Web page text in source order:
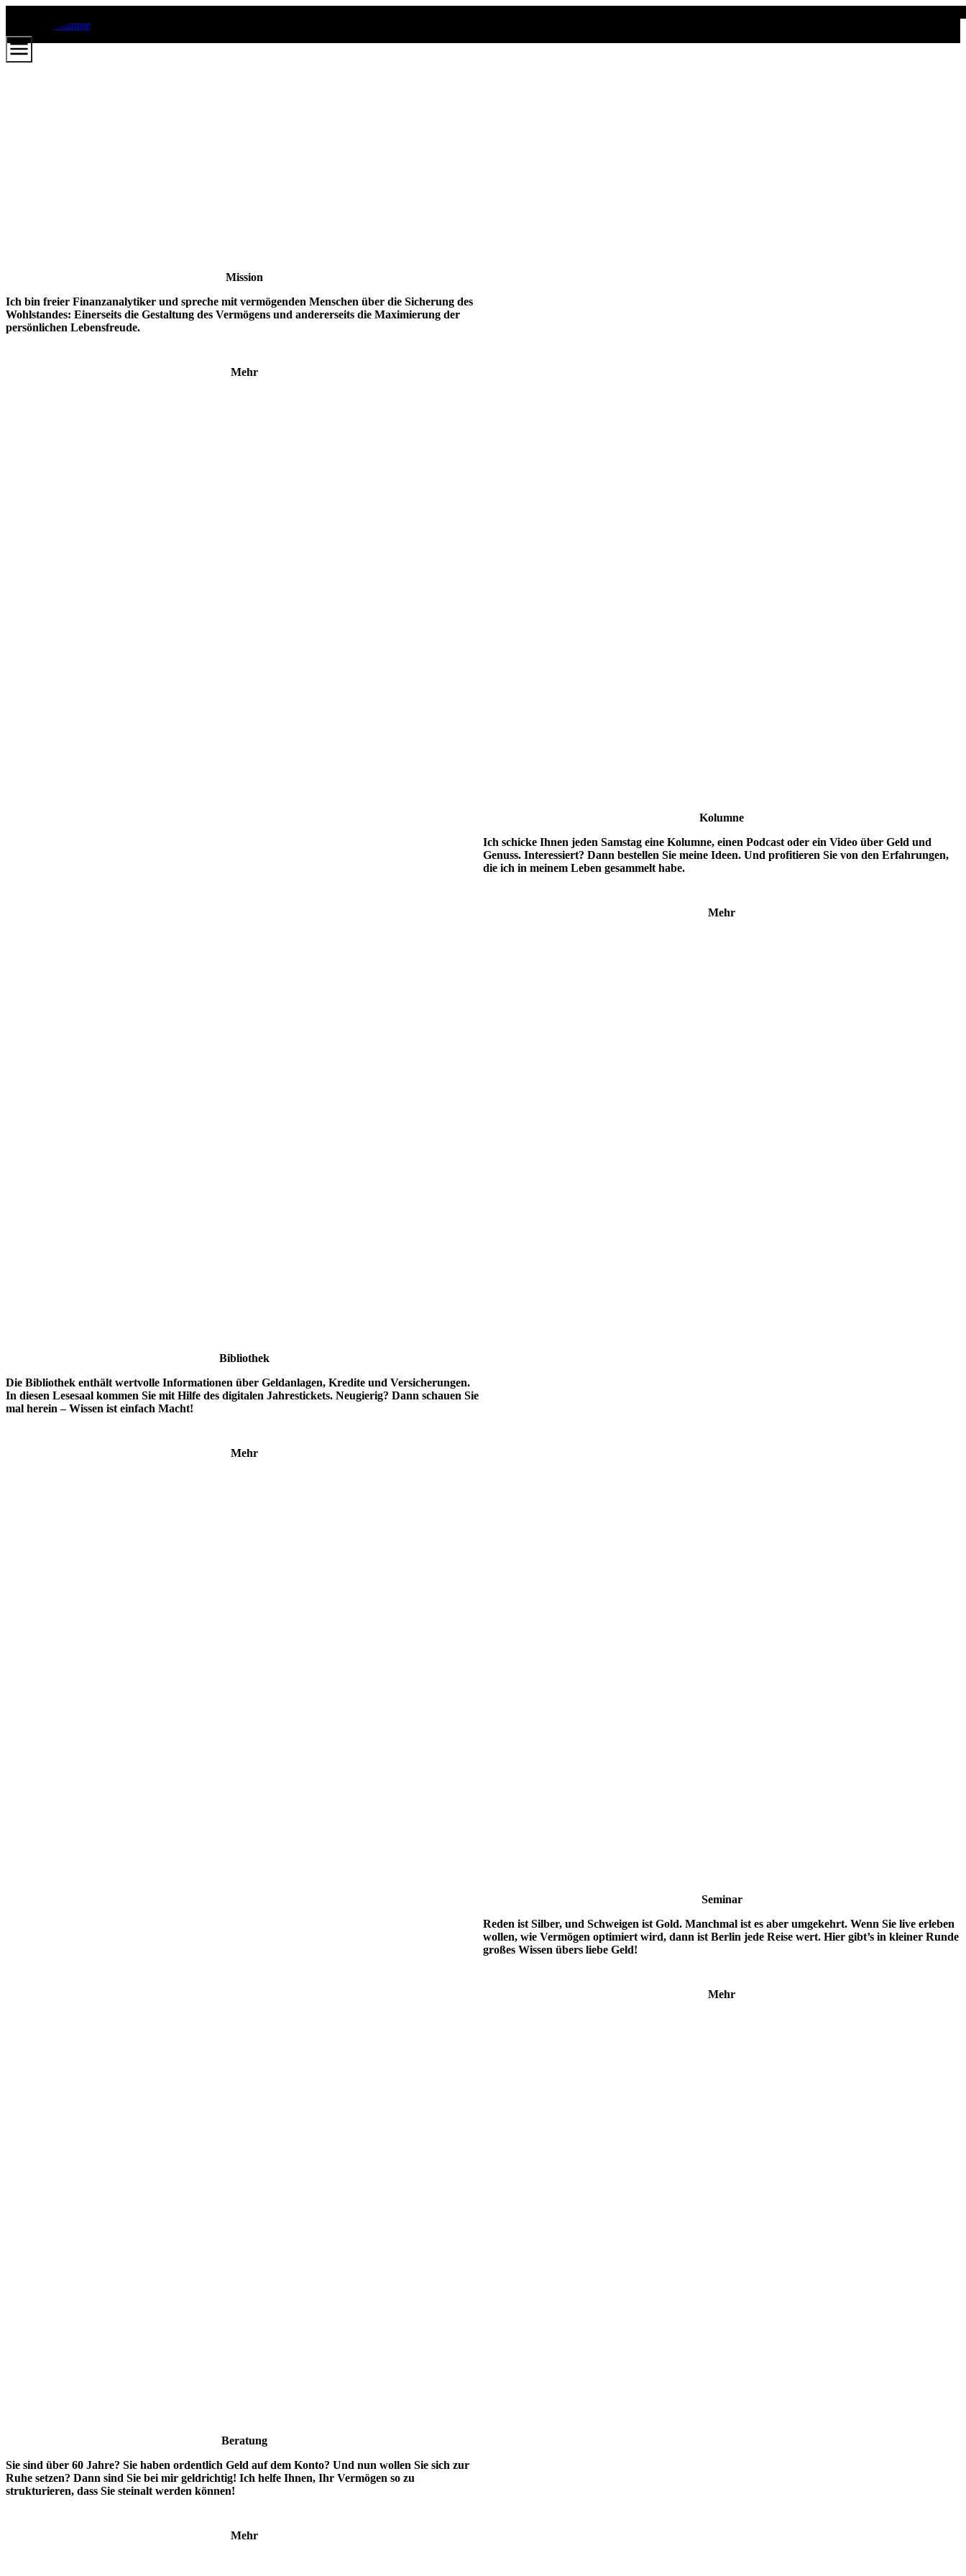
Mission
Ich bin freier Finanzanalytiker und spreche mit vermögenden Menschen über die Sicherung des
Wohlstandes: Einerseits die Gestaltung des Vermögens und andererseits die Maximierung der
persönlichen Lebensfreude.
Mehr
Kolumne
Ich schicke Ihnen jeden Samstag eine Kolumne, einen Podcast oder ein Video über Geld und
Genuss. Interessiert? Dann bestellen Sie meine Ideen. Und profitieren Sie von den Erfahrungen,
die ich in meinem Leben gesammelt habe.
Mehr
Bibliothek
Die Bibliothek enthält wertvolle Informationen über Geldanlagen, Kredite und Versicherungen.
In diesen Lesesaal kommen Sie mit Hilfe des digitalen Jahrestickets. Neugierig? Dann schauen Sie
mal herein – Wissen ist einfach Macht!
Mehr
Seminar
Reden ist Silber, und Schweigen ist Gold. Manchmal ist es aber umgekehrt. Wenn Sie live erleben
wollen, wie Vermögen optimiert wird, dann ist Berlin jede Reise wert. Hier gibt’s in kleiner Runde
großes Wissen übers liebe Geld!
Mehr
Beratung
Sie sind über 60 Jahre? Sie haben ordentlich Geld auf dem Konto? Und nun wollen Sie sich zur
Ruhe setzen? Dann sind Sie bei mir geldrichtig! Ich helfe Ihnen, Ihr Vermögen so zu
strukturieren, dass Sie steinalt werden können!
Mehr